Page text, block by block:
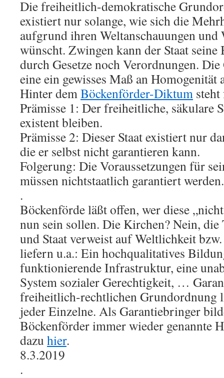
Die freiheitlich-demokratische
existiert nur solange, wie sich die
aufgrund ihren Weltanschauungen und
wünscht. Zwingen kann der Staat seine
durch Gesetze noch Verordnungen.
eine ein gewisses Maß an Homogenität
Hinter demBöckenförder-Diktum
Prämisse 1: Der freiheitliche, säkulare
existent bleiben.
Prämisse 2: Dieser Staat existiert nur
die er selbst nicht garantieren kann.
Folgerung: Die Voraussetzungen für
müssen nichtstaatlich garantiert werden.
.
Böckenförde läßt offen, wer diese
nun sein sollen. Die Kirchen? Nein,
und Staat verweist auf Weltlichkeit
liefern u.a.: Ein hochqualitatives
funktionierende Infrastruktur, eine
System sozialer Gerechtigkeit, …
freiheitlich-rechtlichen Grundordnung
jeder Einzelne. Als Garantiebringer
Böckenförder immer wieder genannte
dazu hier.
8.3.2019
.